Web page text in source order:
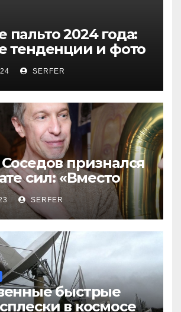
2024 года:
тенденции и фото
SERFER
признался
сил: «Вместо
Пригожина»
SERFER
быстрые
в космосе